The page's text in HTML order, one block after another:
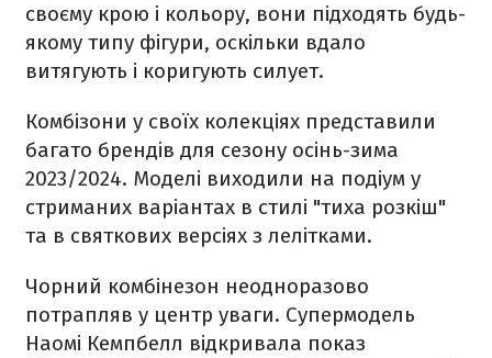
своєму крою і кольору, вони підходять будь-
якому типу фігури, оскільки вдало
витягують і коригують силует.
Комбізони у своїх колекціях представили
багато брендів для сезону осінь-зима
2023/2024. Моделі виходили на подіум у
стриманих варіантах в стилі "тиха розкіш"
та в святкових версіях з лелітками.
Чорний комбінезон неодноразово
потрапляв у центр уваги. Супермодель ​​
Наомі Кемпбелл відкривала показ